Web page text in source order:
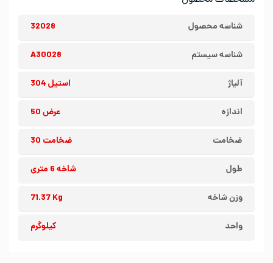
شناسه محصول 32028
شناسه سیستم A30028
آلیاژ استیل 304
اندازه عرض 50
ضخامت ضخامت 30
طول شاخه 6 متری
وزن شاخه 71.37 Kg
واحد کیلوگرم